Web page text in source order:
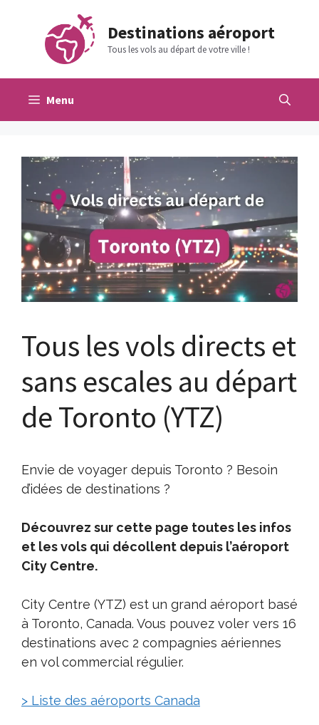
contenu
Destinations aéroport
Tous les vols au départ de votre ville !
Menu
Tous les vols directs et
sans escales au départ
de Toronto (YTZ)
Envie de voyager depuis Toronto ? Besoin
d’idées de destinations ?
Découvrez sur cette page toutes les infos
et les vols qui décollent depuis l’aéroport
City Centre.
City Centre (YTZ) est un grand aéroport basé
à Toronto, Canada. Vous pouvez voler vers 16
destinations avec 2 compagnies aériennes
en vol commercial régulier.
> Liste des aéroports Canada